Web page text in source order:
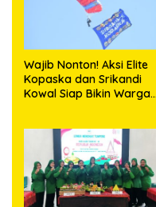
Wajib Nonton! Aksi Elite
Kopaska dan Srikandi
Kowal Siap Bikin Warga